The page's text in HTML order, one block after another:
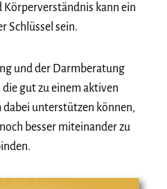
Körperverständnis kann ein
Schlüssel sein.
und der Darmberatung
gut zu einem aktiven
dabei unterstützen können,
besser miteinander zu